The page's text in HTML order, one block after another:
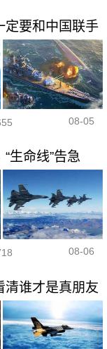
定要和中国联手
08-05
生命线”告急
08-06
清谁才是真朋友